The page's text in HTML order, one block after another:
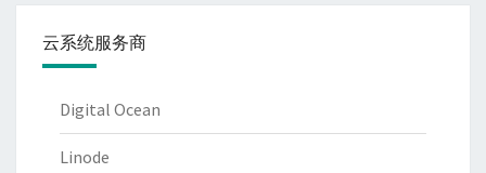
云系统服务商
Digital Ocean
Linode